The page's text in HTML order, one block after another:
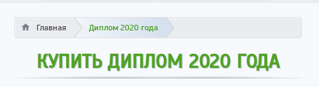
Главная Диплом 2020 года
КУПИТЬ ДИПЛОМ 2020 ГОДА